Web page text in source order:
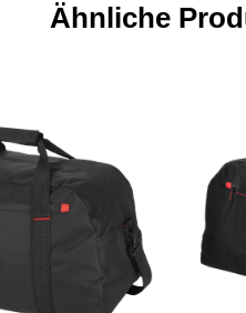
Ähnliche